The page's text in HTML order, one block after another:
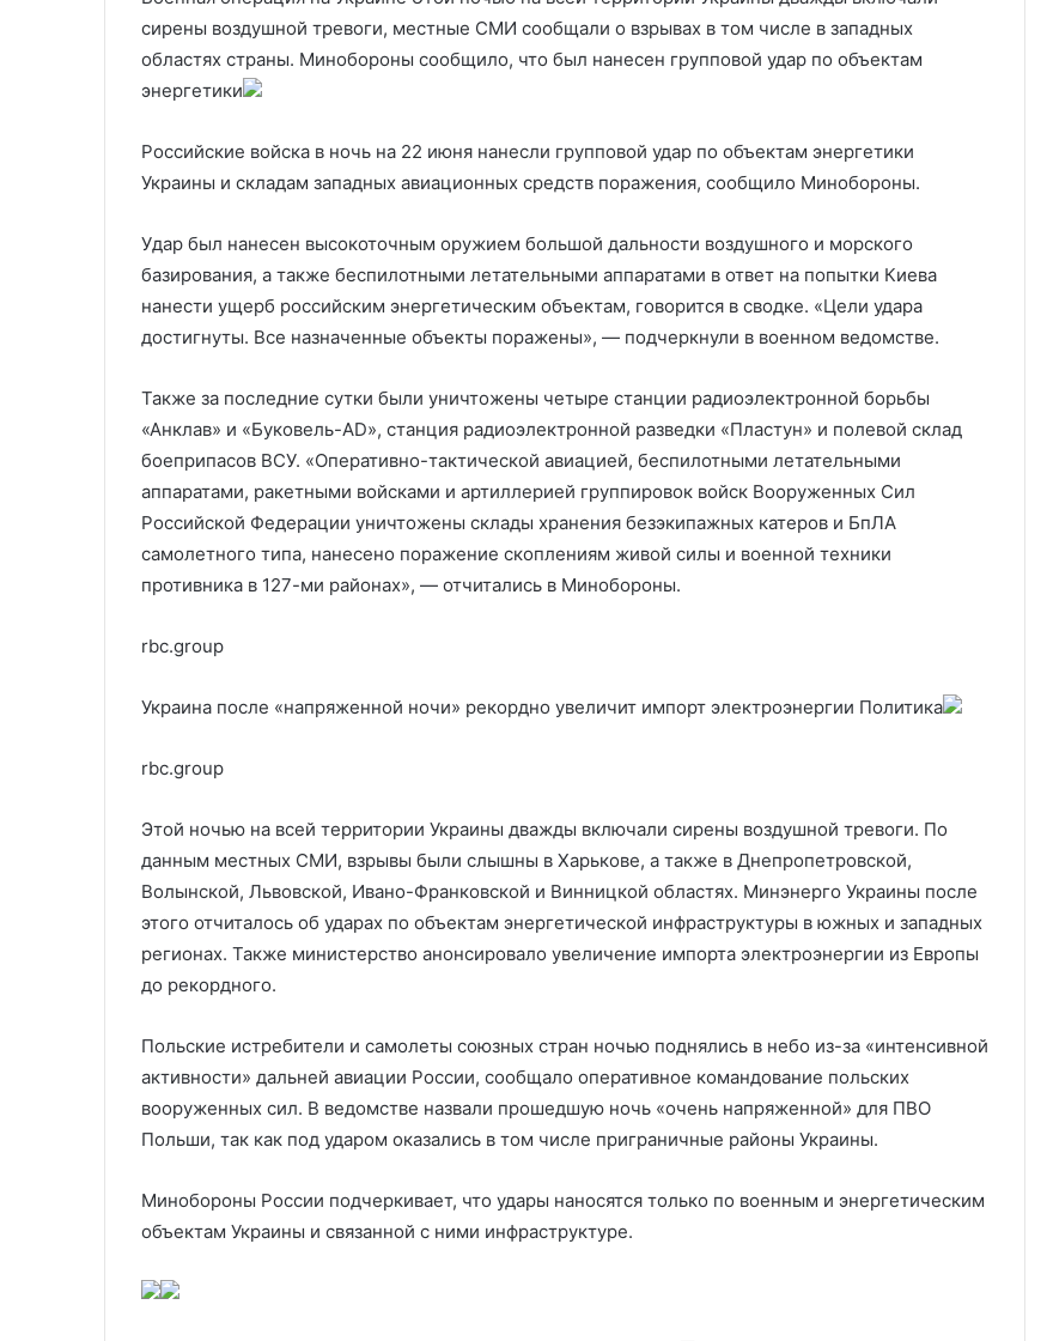
сирены воздушной тревоги, местные СМИ сообщали о взрывах в том числе в западных
областях страны. Минобороны сообщило, что был нанесен групповой удар по объектам
энергетики
Российские войска в ночь на 22 июня нанесли групповой удар по объектам энергетики
Украины и складам западных авиационных средств поражения, сообщило Минобороны.
Удар был нанесен высокоточным оружием большой дальности воздушного и морского
базирования, а также беспилотными летательными аппаратами в ответ на попытки Киева
нанести ущерб российским энергетическим объектам, говорится в сводке. «Цели удара
достигнуты. Все назначенные объекты поражены», — подчеркнули в военном ведомстве.
Также за последние сутки были уничтожены четыре станции радиоэлектронной борьбы
«Анклав» и «Буковель-AD», станция радиоэлектронной разведки «Пластун» и полевой склад
боеприпасов ВСУ. «Оперативно-тактической авиацией, беспилотными летательными
аппаратами, ракетными войсками и артиллерией группировок войск Вооруженных Сил
Российской Федерации уничтожены склады хранения безэкипажных катеров и БпЛА
самолетного типа, нанесено поражение скоплениям живой силы и военной техники
противника в 127-ми районах», — отчитались в Минобороны.
rbc.group
Украина после «напряженной ночи» рекордно увеличит импорт электроэнергии Политика
rbc.group
Этой ночью на всей территории Украины дважды включали сирены воздушной тревоги. По
данным местных СМИ, взрывы были слышны в Харькове, а также в Днепропетровской,
Волынской, Львовской, Ивано-Франковской и Винницкой областях. Минэнерго Украины после
этого отчиталось об ударах по объектам энергетической инфраструктуры в южных и западных
регионах. Также министерство анонсировало увеличение импорта электроэнергии из Европы
до рекордного.
Польские истребители и самолеты союзных стран ночью поднялись в небо из-за «интенсивной
активности» дальней авиации России, сообщало оперативное командование польских
вооруженных сил. В ведомстве назвали прошедшую ночь «очень напряженной» для ПВО
Польши, так как под ударом оказались в том числе приграничные районы Украины.
Минобороны России подчеркивает, что удары наносятся только по военным и энергетическим
объектам Украины и связанной с ними инфраструктуре.
Путина и Си Цзиньпина
Украине
мощностей на Украине
Израиля
Рафаху
Израиля по Рафаху